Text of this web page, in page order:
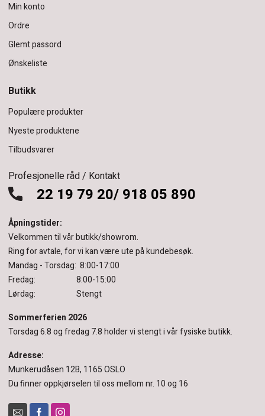
Min konto
Ordre
Glemt passord
Ønskeliste
Butikk
Populære produkter
Nyeste produktene
Tilbudsvarer
Profesjonelle råd / Kontakt
22 19 79 20/ 918 05 890
Åpningstider:
Velkommen til vår butikk/showrom.
Ring for avtale, for vi kan være ute på kundebesøk.
Mandag - Torsdag: 8:00-17:00
Fredag: 8:00-15:00
Lørdag: Stengt
Sommerferien 2026
Torsdag 6.8 og fredag 7.8 holder vi stengt i vår fysiske butikk.
Adresse:
Munkerudåsen 12B, 1165 OSLO
Du finner oppkjørselen til oss mellom nr. 10 og 16